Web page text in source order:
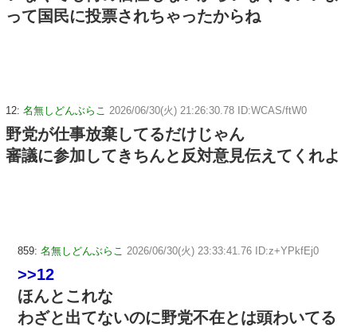
って国民に投票されちゃったからね
12: 名無しどんぶらこ 2026/06/30(火) 21:26:30.78 ID:WCAS/ftW0
野党が仕事放棄してるだけじゃん
審議に参加してきちんと反対意見伝えてくれよ
859: 名無しどんぶらこ 2026/06/30(火) 23:33:41.76 ID:z+YPkfEj0
>>12
ほんとこれな
わざと出てないのに野党不在とは頭わいてる